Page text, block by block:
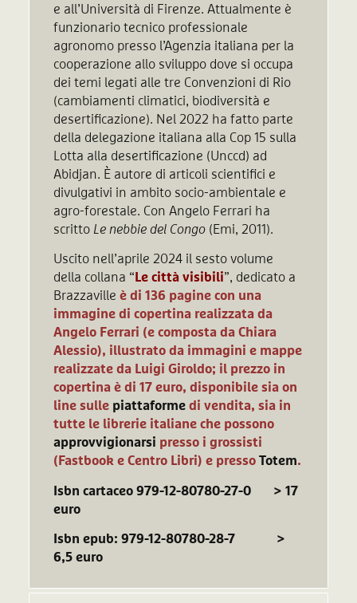
e all’Università di Firenze. Attualmente è
funzionario tecnico professionale
agronomo presso l’Agenzia italiana per la
cooperazione allo sviluppo dove si occupa
dei temi legati alle tre Convenzioni di Rio
(cambiamenti climatici, biodiversità e
desertificazione). Nel 2022 ha fatto parte
della delegazione italiana alla Cop 15 sulla
Lotta alla desertificazione (Unccd) ad
Abidjan. È autore di articoli scientifici e
divulgativi in ambito socio-ambientale e
agro-forestale. Con Angelo Ferrari ha
scritto Le nebbie del Congo(Emi, 2011).
Uscito nell’aprile 2024 il sesto volume
della collana “Le città visibili”, dedicato a
Brazzaville è di 136 pagine con una
immagine di copertina realizzata da
Angelo Ferrari (e composta da Chiara
Alessio), illustrato da immagini e mappe
realizzate da Luigi Giroldo; il prezzo in
copertina è di 17 euro, disponibile sia on
line sulle piattaformedi vendita, sia in
tutte le librerie italiane che possono
approvvigionarsi presso i grossisti
(Fastbook e Centro Libri) e presso Totem.
Isbn cartaceo 979-12-80780-27-0 > 17
euro
Isbn epub: 979-12-80780-28-7 >
6,5 euro